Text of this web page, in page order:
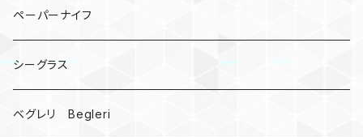
手裏剣
クロス十字架
ドリームキャッチャー
ペーパーナイフ
シーグラス
ベグレリ Begleri